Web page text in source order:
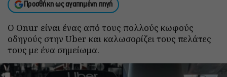
Προσθήκη ως αγαπημένη πηγή
Ο Onur είναι ένας από τους πολλούς κωφούς
οδηγούς στην Uber και καλωσορίζει τους πελάτες
τους με ένα σημείωμα.